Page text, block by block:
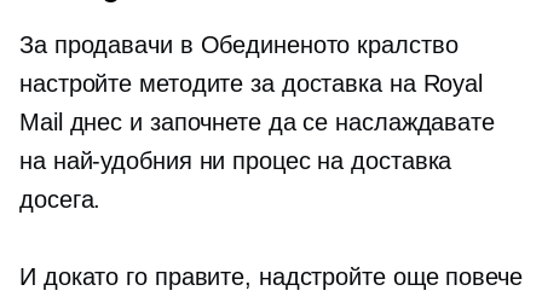
За продавачи в Обединеното кралство
настройте методите за доставка на Royal
Mail днес и започнете да се наслаждавате
на най-удобния ни процес на доставка
досега.
И докато го правите, надстройте още повече